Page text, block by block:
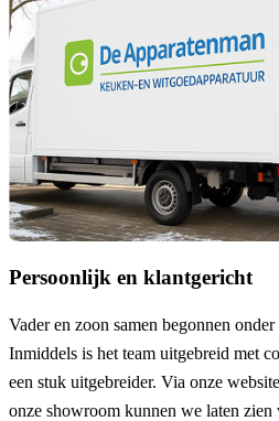
Persoonlijk en klantgericht
Vader en zoon samen begonnen onder
Inmiddels is het team uitgebreid met
een stuk uitgebreider. Via onze
onze showroom kunnen we laten